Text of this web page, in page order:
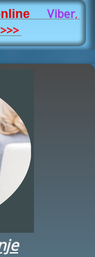
Viber,
>>>